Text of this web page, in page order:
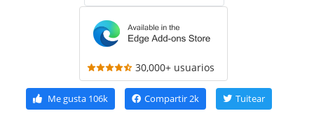
30,000+ usuarios
Me gusta106k Compartir2k Tuitear